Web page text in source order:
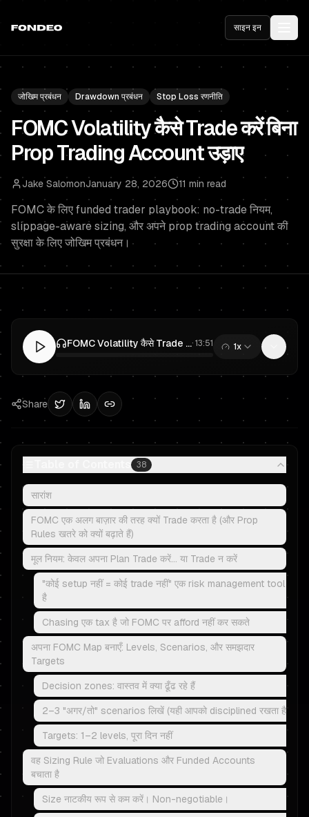
साइन इन
जोखिम प्रबंधन Drawdown प्रबंधन Stop Loss रणनीति
FOMC Volatility कैसे Trade करें बिना
Prop Trading Account उड़ाए
Jake SalomonJanuary 28, 2026 11 min read
FOMC के लिए funded trader playbook: no-trade नियम,
slippage-aware sizing, और अपने prop trading account की
सुरक्षा के लिए जोखिम प्रबंधन।
FOMC Volatility कैसे Trade करें बिना Prop Trading Account उड़ाए·13:51 1x
Share
38
सारांश
FOMC एक अलग बाज़ार की तरह क्यों Trade करता है (और Prop
Rules खतरे को क्यों बढ़ाते हैं)
मूल नियम: केवल अपना Plan Trade करें… या Trade न करें
"कोई setup नहीं = कोई trade नहीं" एक risk management tool
है
Chasing एक tax है जो FOMC पर afford नहीं कर सकते
अपना FOMC Map बनाएँ: Levels, Scenarios, और समझदार
Targets
Decision zones: वास्तव में क्या ढूँढ रहे हैं
2–3 "अगर/तो" scenarios लिखें (यही आपको disciplined रखता है)
Targets: 1–2 levels, पूरा दिन नहीं
वह Sizing Rule जो Evaluations और Funded Accounts
बचाता है
Size नाटकीय रूप से कम करें। Non-negotiable।